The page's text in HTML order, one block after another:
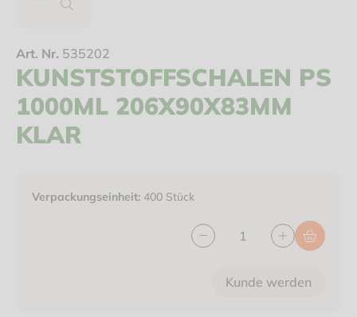
Art. Nr. 535202
KUNSTSTOFFSCHALEN PS
1000ML 206X90X83MM
KLAR
Verpackungseinheit: 400 Stück
Kunde werden